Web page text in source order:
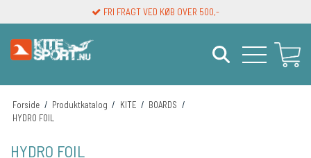
FRI FRAGT VED KØB OVER 500,-
Forside / Produktkatalog / KITE / BOARDS /
HYDRO FOIL
HYDRO FOIL